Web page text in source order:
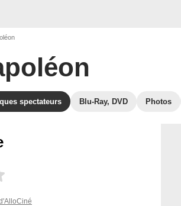
spectateurs Blu-Ray, DVD Photos